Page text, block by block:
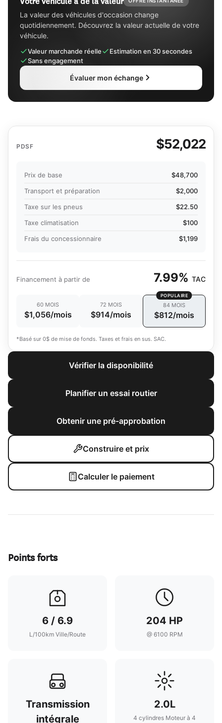
La valeur des véhicules d'occasion change
quotidiennement. Découvrez la valeur actuelle de votre
véhicule.
Valeur marchande réelle
Estimation en 30 secondes
Sans engagement
Évaluer mon échange
PDSF $52,022
Prix de base
$48,700
Transport et préparation
$2,000
Taxe sur les pneus
$22.50
Taxe climatisation
$100
Frais du concessionnaire
$1,199
Financement à partir de 7.99% TAC
60 MOIS
$1,056/mois
72 MOIS
$914/mois
POPULAIRE
84 MOIS
$812/mois
*Basé sur 0$ de mise de fonds. Taxes et frais en sus. SAC.
Vérifier la disponibilité
Planifier un essai routier
Obtenir une pré-approbation
Construire et prix
Calculer le paiement
Points forts
6 / 6.9
L/100km Ville/Route
204 HP
@ 6100 RPM
Transmission
intégrale
2.0L
4 cylindres Moteur à 4